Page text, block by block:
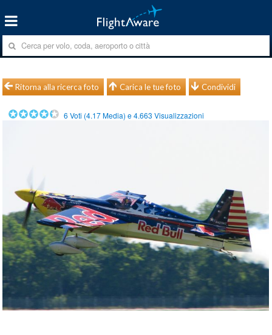
Ritorna alla ricerca foto Carica le tue foto Condividi
6 Voti (4.17Media) e4.663 Visualizzazioni